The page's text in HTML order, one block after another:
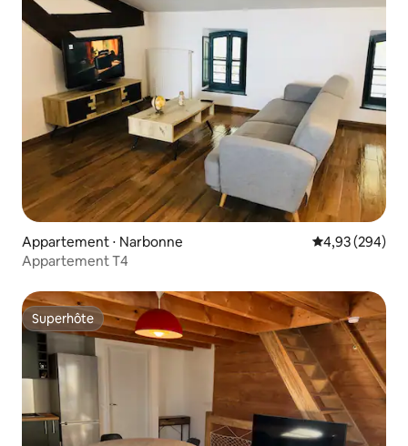
Appartement ⋅ Narbonne Évaluation
4,93 (294)
Appartement T4
Superhôte
Superhôte